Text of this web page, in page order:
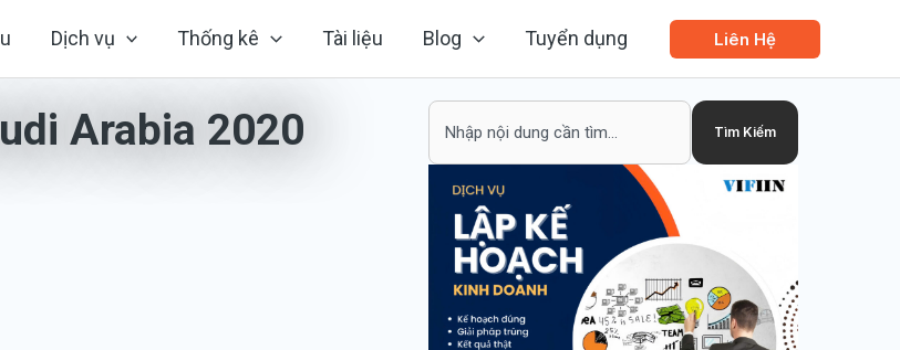
Dịch vụ Thống kê Tài liệu Blog Tuyển dụng Liên Hệ
Arabia 2020 Tìm Kiếm